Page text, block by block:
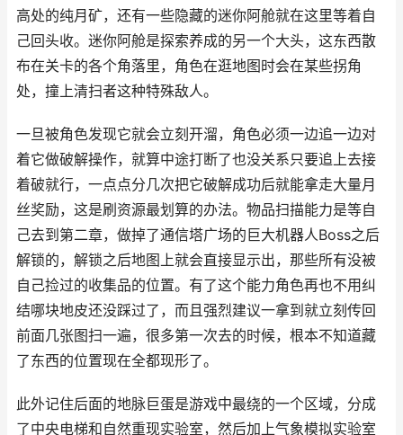
高处的纯月矿，还有一些隐藏的迷你阿舱就在这里等着自
己回头收。迷你阿舱是探索养成的另一个大头，这东西散
布在关卡的各个角落里，角色在逛地图时会在某些拐角
处，撞上清扫者这种特殊敌人。
一旦被角色发现它就会立刻开溜，角色必须一边追一边对
着它做破解操作，就算中途打断了也没关系只要追上去接
着破就行，一点点分几次把它破解成功后就能拿走大量月
丝奖励，这是刷资源最划算的办法。物品扫描能力是等自
己去到第二章，做掉了通信塔广场的巨大机器人Boss之后
解锁的，解锁之后地图上就会直接显示出，那些所有没被
自己捡过的收集品的位置。有了这个能力角色再也不用纠
结哪块地皮还没踩过了，而且强烈建议一拿到就立刻传回
前面几张图扫一遍，很多第一次去的时候，根本不知道藏
了东西的位置现在全都现形了。
此外记住后面的地脉巨蛋是游戏中最绕的一个区域，分成
了中央电梯和自然重现实验室，然后加上气象模拟实验室